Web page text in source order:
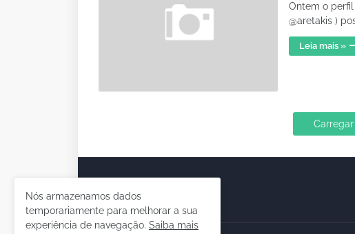
Ontem o
@aretakis )
Leia mais »
Nós armazenamos dados
temporariamente para melhorar a sua
experiência de navegação. Saiba mais